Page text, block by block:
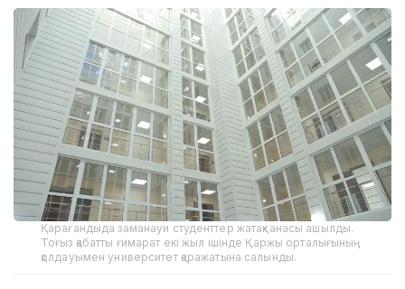
Қарағандыда заманауи студенттер жатақханасы ашылды.
Тоғыз қабатты ғимарат екі жыл ішінде Қаржы орталығының
қолдауымен университет қаражатына салынды.